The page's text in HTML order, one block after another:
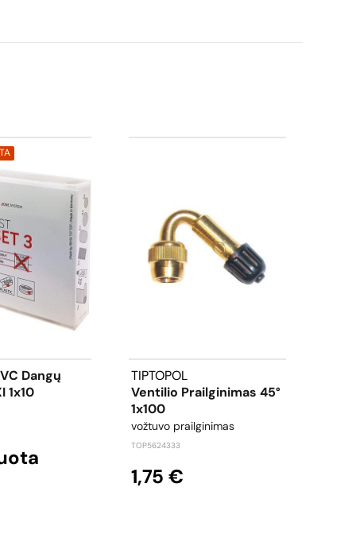
Dangų
1x10
TIPTOPOL
Ventilio Prailginimas 45°
1x100
vožtuvo prailginimas
TOP5624333
1,75 €